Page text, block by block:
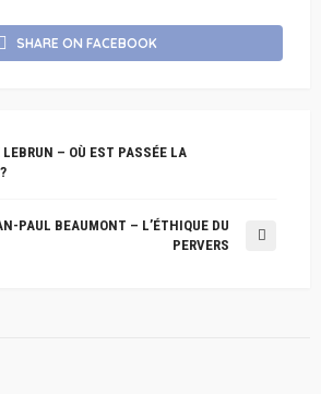
SHARE ON FACEBOOK
– OÙ EST PASSÉE LA
PAUL BEAUMONT – L’ÉTHIQUE DU
PERVERS